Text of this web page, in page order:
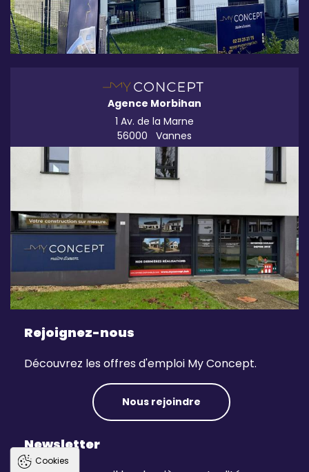
Agence Morbihan
1 Av. de la Marne
56000
Vannes
Rejoignez-nous
Découvrez les offres d'emploi My Concept.
Nous rejoindre
Newsletter
Cookies